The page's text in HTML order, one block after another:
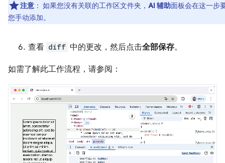
注意 ： 如果您没有关联的工作区文件夹， AI 辅助面板会在这一步
您手动添加。
查看 diff 中的更改，然后点击全部保存。
如需了解此工作流程，请参阅：